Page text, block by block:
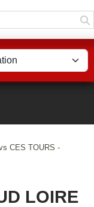
CES TOURS -
LOIRE